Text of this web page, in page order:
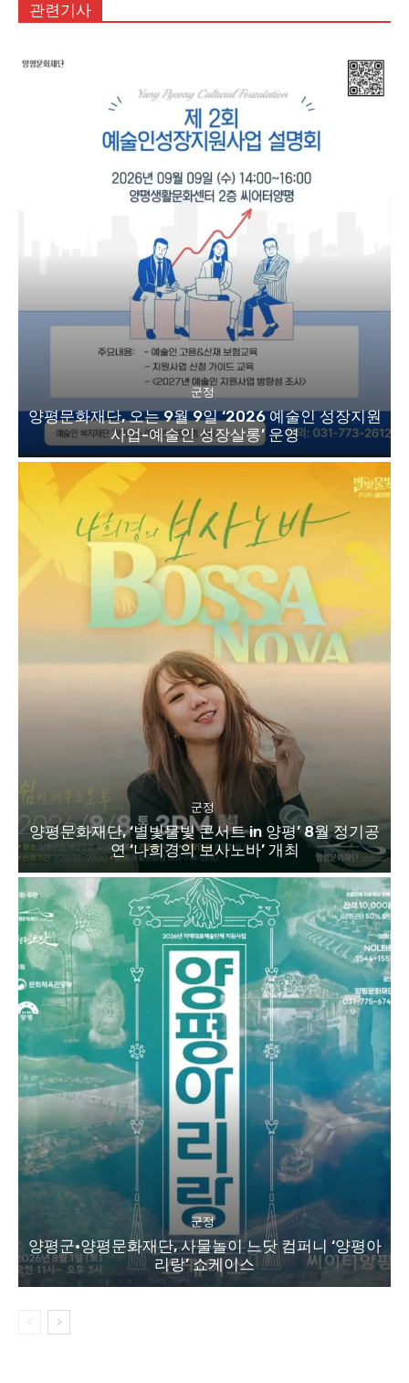
관련기사
군정
양평문화재단, 오는 9월 9일 ‘2026 예술인 성장지원
사업-예술인 성장살롱’ 운영
군정
양평문화재단, ‘별빛물빛 콘서트 in 양평’ 8월 정기공
연 ‘나희경의 보사노바’ 개최
군정
양평군·양평문화재단, 사물놀이 느닷 컴퍼니 ‘양평아
리랑’ 쇼케이스